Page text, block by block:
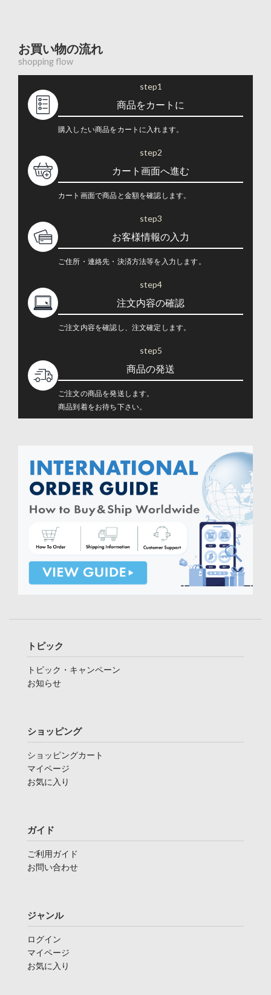
お買い物の流れ
shopping flow
step1
商品をカートに
購入したい商品をカートに入れます。
step2
カート画面へ進む
カート画面で商品と金額を確認します。
step3
お客様情報の入力
ご住所・連絡先・決済方法等を入力します。
step4
注文内容の確認
ご注文内容を確認し、注文確定します。
step5
商品の発送
ご注文の商品を発送します。
商品到着をお待ち下さい。
トピック
トピック・キャンペーン
お知らせ
ショッピング
ショッピングカート
マイページ
お気に入り
ガイド
ご利用ガイド
お問い合わせ
ジャンル
ログイン
マイページ
お気に入り